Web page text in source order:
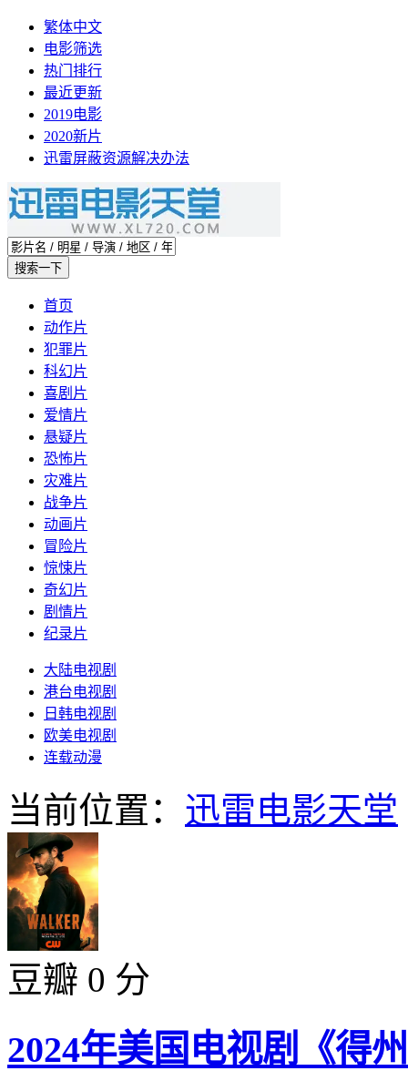
繁体中文
电影筛选
热门排行
最近更新
2019电影
2020新片
迅雷屏蔽资源解决办法
首页
动作片
犯罪片
科幻片
喜剧片
爱情片
悬疑片
恐怖片
灾难片
战争片
动画片
冒险片
惊悚片
奇幻片
剧情片
纪录片
大陆电视剧
港台电视剧
日韩电视剧
欧美电视剧
连载动漫
当前位置： 迅雷电影天堂
豆瓣 0 分
2024年美国电视剧《得